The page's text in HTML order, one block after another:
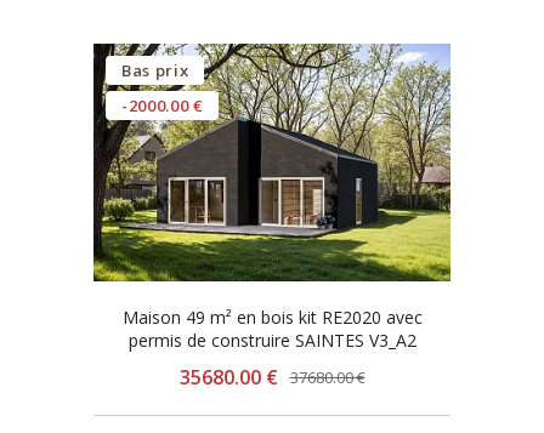
Bas prix
-2000.00 €
Maison 49 m² en bois kit RE2020 avec
permis de construire SAINTES V3_A2
35680.00 € 37680.00 €